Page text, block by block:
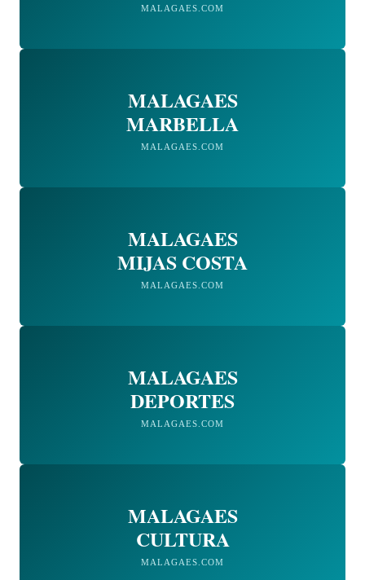
MALAGAES.COM
MALAGAES
MARBELLA
MALAGAES.COM
MALAGAES
MIJAS COSTA
MALAGAES.COM
MALAGAES
DEPORTES
MALAGAES.COM
MALAGAES
CULTURA
MALAGAES.COM